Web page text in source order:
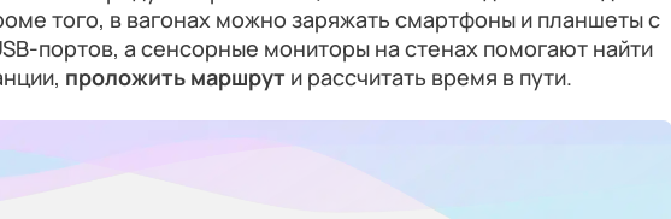
того, в вагонах можно заряжать смартфоны и планшеты с
портов, а сенсорные мониторы на стенах помогают найти
проложить маршрут и рассчитать время в пути.